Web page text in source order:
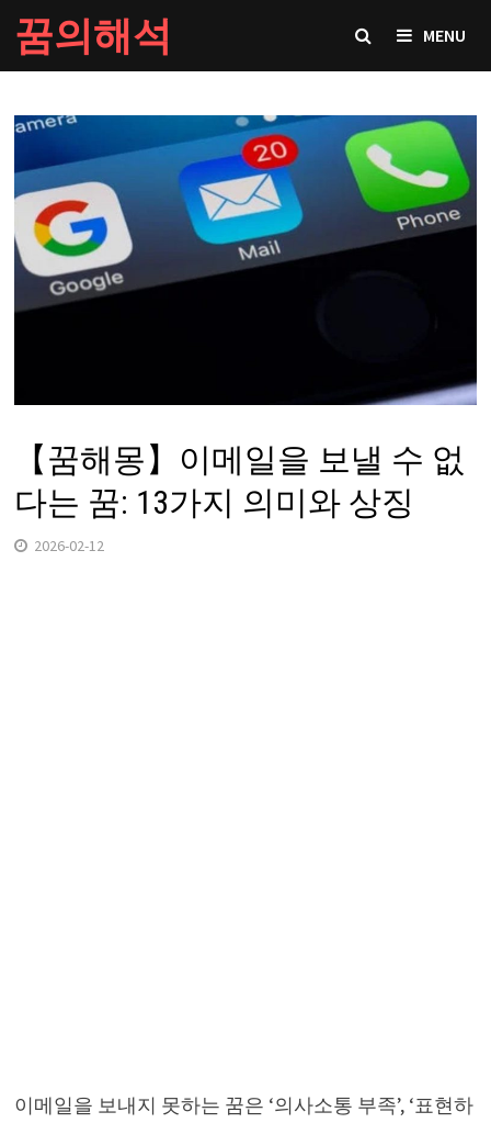
Skip
to
content
꿈의해석 MENU
【꿈해몽】이메일을 보낼 수 없
다는 꿈: 13가지 의미와 상징
2026-02-12
이메일을 보내지 못하는 꿈은 ‘의사소통 부족’, ‘표현하